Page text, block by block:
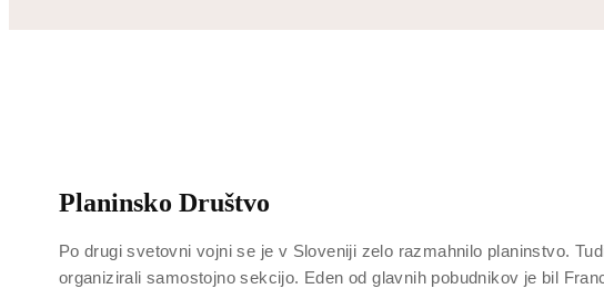
Planinsko Društvo
Po drugi svetovni vojni se je v Sloveniji zelo razmahnilo planinstvo.
organizirali samostojno sekcijo. Eden od glavnih pobudnikov je bil